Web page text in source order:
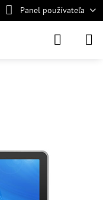
Panel používateľa